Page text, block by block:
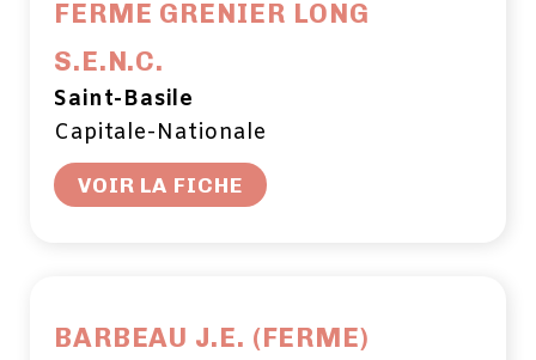
FERME GRENIER LONG
S.E.N.C.
Saint-Basile
Capitale-Nationale
VOIR LA FICHE
BARBEAU J.E. (FERME)